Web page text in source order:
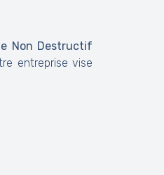
Non Destructif
entreprise vise